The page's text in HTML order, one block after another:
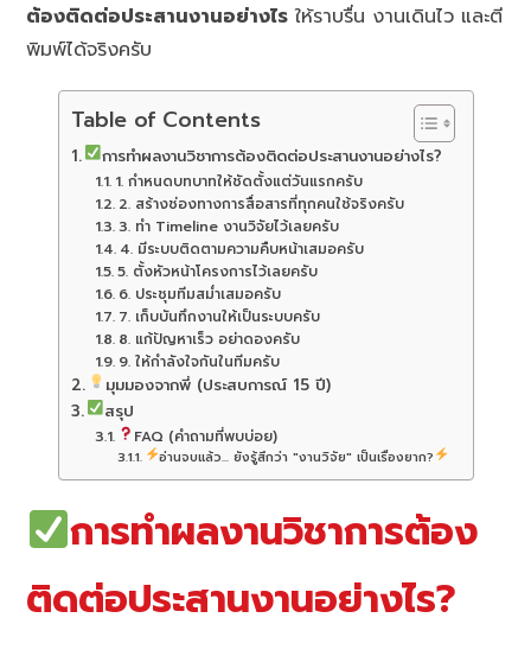
ต้องติดต่อประสานงานอย่างไร ให้ราบรื่น งานเดินไว และตี
พิมพ์ได้จริงครับ
Table of Contents
การทำผลงานวิชาการต้องติดต่อประสานงานอย่างไร?
1. กำหนดบทบาทให้ชัดตั้งแต่วันแรกครับ
2. สร้างช่องทางการสื่อสารที่ทุกคนใช้จริงครับ
3. ทำ Timeline งานวิจัยไว้เลยครับ
4. มีระบบติดตามความคืบหน้าเสมอครับ
5. ตั้งหัวหน้าโครงการไว้เลยครับ
6. ประชุมทีมสม่ำเสมอครับ
7. เก็บบันทึกงานให้เป็นระบบครับ
8. แก้ปัญหาเร็ว อย่าดองครับ
9. ให้กำลังใจกันในทีมครับ
มุมมองจากพี่ (ประสบการณ์ 15 ปี)
สรุป
FAQ (คำถามที่พบบ่อย)
อ่านจบแล้ว... ยังรู้สึกว่า "งานวิจัย" เป็นเรื่องยาก?
การทำผลงานวิชาการต้อง
ติดต่อประสานงานอย่างไร?